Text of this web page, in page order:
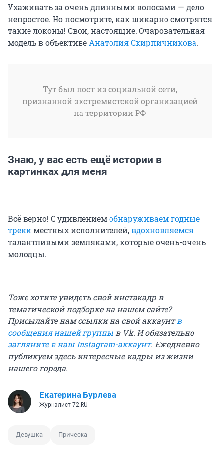
Ухаживать за очень длинными волосами — дело
непростое. Но посмотрите, как шикарно смотрятся
такие локоны! Свои, настоящие. Очаровательная
модель в объективе Анатолия Скирпичникова.
Тут был пост из социальной сети,
признанной экстремистской организацией
на территории РФ
Знаю, у вас есть ещё истории в
картинках для меня
Всё верно! C удивлениемобнаруживаем годные
трекиместных исполнителей,вдохновляемся
талантливыми земляками, которые очень-очень
молодцы.
Тоже хотите увидеть свой инстакадр в
тематической подборке на нашем сайте?
Присылайте нам ссылки на свой аккаунтв
сообщения нашей группы в Vk. И обязательно
загляните в наш Instagram-аккаунт. Ежедневно
публикуем здесь интересные кадры из жизни
нашего города.
Екатерина Бурлева
Журналист 72.RU
Девушка Прическа